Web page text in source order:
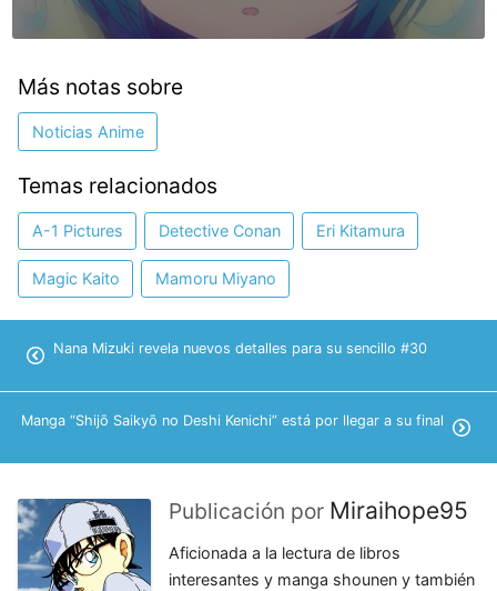
Más notas sobre
Noticias Anime
Temas relacionados
A-1 Pictures Detective Conan Eri Kitamura
Magic Kaito Mamoru Miyano
Nana Mizuki revela nuevos detalles para su sencillo #30
Manga “Shijō Saikyō no Deshi Kenichi” está por llegar a su final
Publicación por Miraihope95
Aficionada a la lectura de libros
interesantes y manga shounen y también